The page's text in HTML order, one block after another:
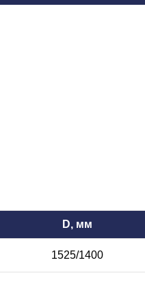
D, мм
1525/1400